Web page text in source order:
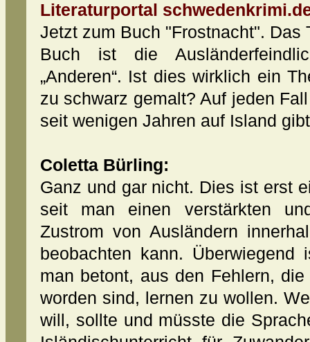
Literaturportal
Jetzt zum Buch "Frostnacht". Das
Buch ist die
„Anderen“. Ist dies wirklich ein
zu schwarz gemalt? Auf jeden
seit wenigen Jahren auf Island
Coletta Bürling:
Ganz und gar nicht. Dies ist erst
seit man einen verstärkten
Zustrom von Ausländern
beobachten kann.
man betont, aus den Fehlern,
worden sind, lernen zu wollen.
will, sollte und müsste die